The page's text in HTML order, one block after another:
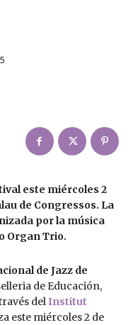
este miércoles 2
de Congressos. La
por la música
Organ Trio.
de Jazz de
de Educación,
delInstitut
este miércoles 2 de